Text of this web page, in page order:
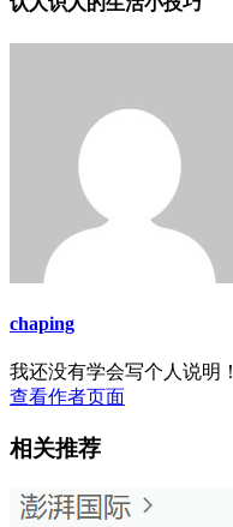
chaping
我还没有学会写个人说明！
查看作者页面
相关推荐